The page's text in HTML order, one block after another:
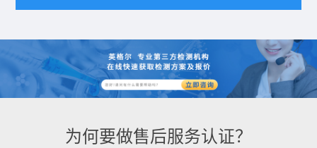
为何要做售后服务认证？